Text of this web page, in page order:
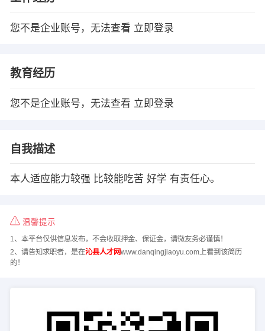
您不是企业账号，无法查看 立即登录
教育经历
您不是企业账号，无法查看 立即登录
自我描述
本人适应能力较强 比较能吃苦 好学 有责任心。
温馨提示
1、本平台仅供信息发布，不会收取押金、保证金，请微友务必谨慎！
2、请告知求职者，是在沁县人才网www.danqingjiaoyu.com上看到该简历
的！